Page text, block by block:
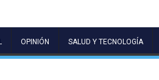
OPINIÓN SALUD Y TECNOLOGÍA